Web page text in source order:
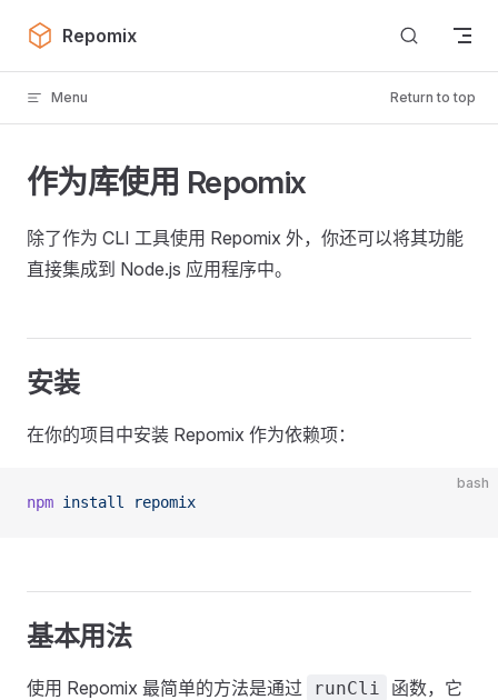
Skip to content
Repomix
Menu Return to top
作为库使用 Repomix
除了作为 CLI 工具使用 Repomix 外，你还可以将其功能
直接集成到 Node.js 应用程序中。
安装
在你的项目中安装 Repomix 作为依赖项：
bash
npm install repomix
基本用法
使用 Repomix 最简单的方法是通过 runCli
函数，它